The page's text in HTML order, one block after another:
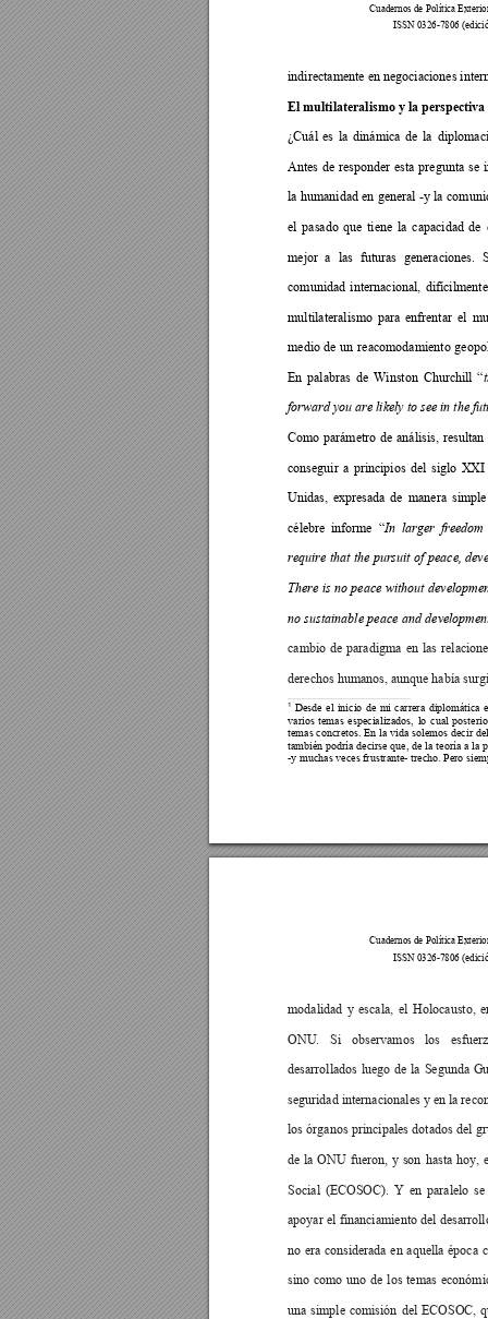
Cuadernos de Política
ISSN 0326-7806
indirectamente en negociaciones
El multilateralismo y la
¿Cuál es la dinámica de la
Antes de responder esta pregunta se
la humanidad en general -y la
el pasado que tiene la capacidad de
mejor a las futuras generaciones.
comunidad internacional, difícilmente
multilateralismo para enfrentar el
medio de un reacomodamiento
En palabras de Winston Churchill “
forward you are likely to see in the
Como parámetro de análisis, resultan
conseguir a principios del siglo XXI
Unidas, expresada de manera simple
célebre informe “In larger freedom
require that the pursuit of peace,
There is no peace without
no sustainable peace and
cambio de paradigma en las
derechos humanos, aunque había
1 Desde el inicio de mi carrera diplomática
varios temas especializados, lo cual
temas concretos. En la vida solemos decir
también podría decirse que, de la teoría a la
-y muchas veces frustrante- trecho. Pero
Cuadernos de Política
ISSN 0326-7806
modalidad y escala, el Holocausto,
ONU. Si observamos los
desarrollados luego de la Segunda
seguridad internacionales y en la
los órganos principales dotados del
de la ONU fueron, y son hasta hoy,
Social (ECOSOC). Y en paralelo se
apoyar el financiamiento del
no era considerada en aquella época
sino como uno de los temas
una simple comisión del ECOSOC,